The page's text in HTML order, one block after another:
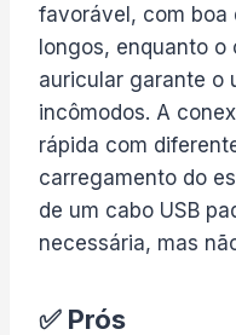
favorável, com boa
longos, enquanto
auricular garante o
incômodos. A
rápida com
carregamento do
de um cabo USB
necessária, mas
✅ Prós